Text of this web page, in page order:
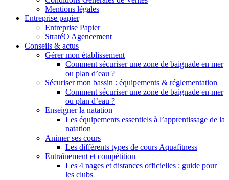
Mentions légales
Entreprise papier
Entreprise Papier
StratéO Agencement
Conseils & actus
Gérer mon établissement
Comment sécuriser une zone de baignade en mer
ou plan d’eau ?
Sécuriser mon bassin : équipements & réglementation
Comment sécuriser une zone de baignade en mer
ou plan d’eau ?
Enseigner la natation
Les équipements essentiels à l’apprentissage de la
natation
Animer ses cours
Les différents types de cours Aquafitness
Entraînement et compétition
Les 4 nages et distances officielles : guide pour
les clubs